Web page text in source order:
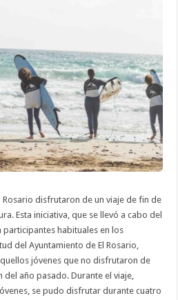
en
un
viaje
de
convivencia
a
Fuerteventura
Rosario disfrutaron de un viaje de fin de
Esta iniciativa, que se llevó a cabo del
habituales en los
del Ayuntamiento de El Rosario,
jóvenes que no disfrutaron de
del año pasado. Durante el viaje,
se pudo disfrutar durante cuatro